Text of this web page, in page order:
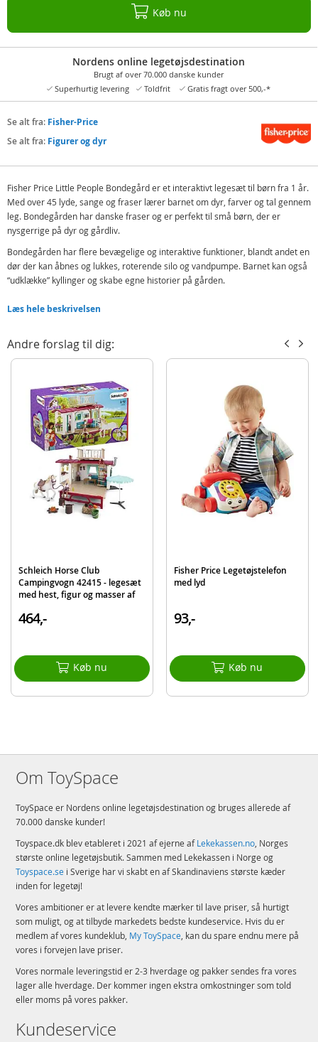
Køb nu
Nordens online legetøjsdestination
Brugt af over 70.000 danske kunder
Superhurtig levering
Toldfrit Gratis fragt over 500,-*
Se alt fra: Fisher-Price
Se alt fra: Figurer og dyr
Fisher Price Little People Bondegård er et interaktivt legesæt til børn fra 1 år.
Med over 45 lyde, sange og fraser lærer barnet om dyr, farver og tal gennem
leg. Bondegården har danske fraser og er perfekt til små børn, der er
nysgerrige på dyr og gårdliv.
Bondegården har flere bevægelige og interaktive funktioner, blandt andet en
dør der kan åbnes og lukkes, roterende silo og vandpumpe. Barnet kan også
“udklække” kyllinger og skabe egne historier på gården.
hånd-øje-koordination. Smart Stages-teknologien giver tre læringsniveauer,
Dette er en pædagogisk bondegård, der kombinerer rolleleg, lyd og tidlig
læring i ét legesæt.
Indeholder:
Fisher-Price Little People Bondgård
5 figurer og en høball
Detaljer
Mål: 54 x 13 x 33 cm
Sprog: svensk, norsk, dansk og finsk
Batteribehov: 2 x AA-batterier (demo inkl.)
EAN 194735324552
Læs hele beskrivelsen
Andre forslag til dig:
Schleich Horse Club
Campingvogn 42415 - legesæt
med hest, figur og masser af
464,-
Køb nu
Fisher Price Legetøjstelefon
med lyd
93,-
Køb nu
Om ToySpace
ToySpace er Nordens online legetøjsdestination og bruges allerede af
70.000 danske kunder!
Toyspace.dk blev etableret i 2021 af ejerne afLekekassen.no, Norges
største online legetøjsbutik. Sammen med Lekekassen i Norge og
Toyspace.se i Sverige har vi skabt en af Skandinaviens største kæder
inden for legetøj!
Vores ambitioner er at levere kendte mærker til lave priser, så hurtigt
som muligt, og at tilbyde markedets bedste kundeservice. Hvis du er
medlem af vores kundeklub, My ToySpace, kan du spare endnu mere på
vores i forvejen lave priser.
Vores normale leveringstid er 2-3 hverdage og pakker sendes fra vores
lager alle hverdage. Der kommer ingen ekstra omkostninger som told
eller moms på vores pakker.
Kundeservice